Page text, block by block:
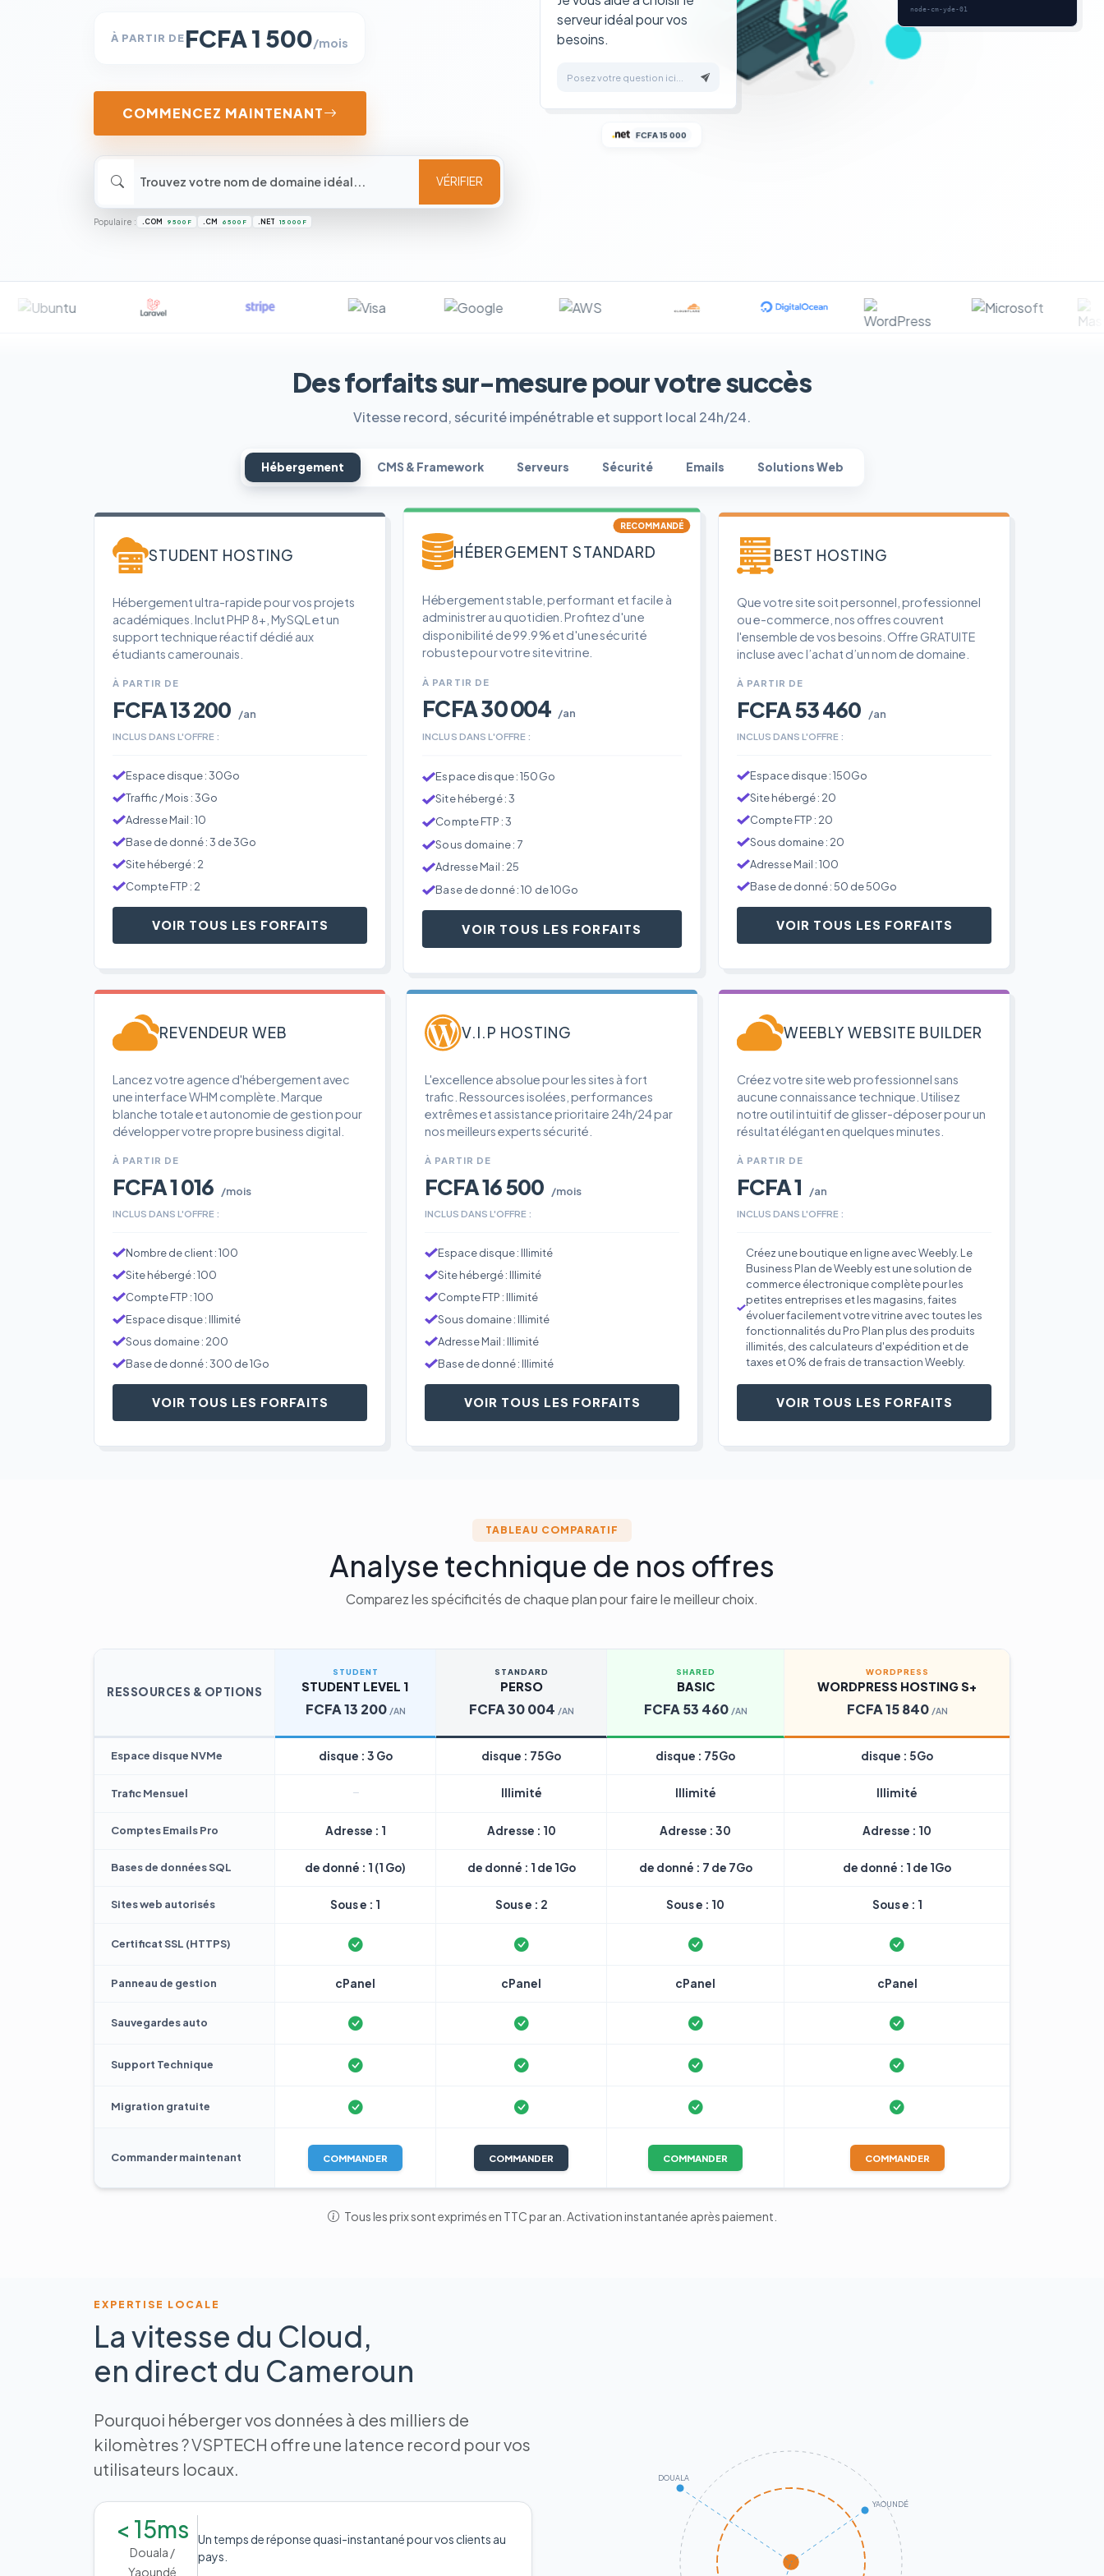
À PARTIR DEFCFA 1 500/mois
COMMENCEZ MAINTENANT
VÉRIFIER
Populaire : .COM 9 500 F .CM 6 500 F .NET 15 000 F
serveur idéal pour vos
besoins.
Posez votre question ici...
node-cm-yde-01
FCFA 15 000
Des forfaits sur-mesure pour votre succès
Vitesse record, sécurité impénétrable et support local 24h/24.
Hébergement CMS & Framework Serveurs Sécurité Emails Solutions Web
STUDENT HOSTING
Hébergement ultra-rapide pour vos projets
académiques. Inclut PHP 8+, MySQL et un
support technique réactif dédié aux
étudiants camerounais.
À PARTIR DE
FCFA 13 200 /an
INCLUS DANS L'OFFRE :
Espace disque : 30Go
Traffic / Mois : 3Go
Adresse Mail : 10
Base de donné : 3 de 3Go
Site hébergé : 2
Compte FTP : 2
VOIR TOUS LES FORFAITS
RECOMMANDÉ
HÉBERGEMENT STANDARD
Hébergement stable, performant et facile à
administrer au quotidien. Profitez d'une
disponibilité de 99.9% et d'une sécurité
robuste pour votre site vitrine.
À PARTIR DE
FCFA 30 004 /an
INCLUS DANS L'OFFRE :
Espace disque : 150Go
Site hébergé : 3
Compte FTP : 3
Sous domaine : 7
Adresse Mail : 25
Base de donné : 10 de 10Go
VOIR TOUS LES FORFAITS
BEST HOSTING
Que votre site soit personnel, professionnel
ou e-commerce, nos offres couvrent
l'ensemble de vos besoins. Offre GRATUITE
incluse avec l’achat d’un nom de domaine.
À PARTIR DE
FCFA 53 460 /an
INCLUS DANS L'OFFRE :
Espace disque : 150Go
Site hébergé : 20
Compte FTP : 20
Sous domaine : 20
Adresse Mail : 100
Base de donné : 50 de 50Go
VOIR TOUS LES FORFAITS
REVENDEUR WEB
Lancez votre agence d'hébergement avec
une interface WHM complète. Marque
blanche totale et autonomie de gestion pour
développer votre propre business digital.
À PARTIR DE
FCFA 1 016 /mois
INCLUS DANS L'OFFRE :
Nombre de client : 100
Site hébergé : 100
Compte FTP : 100
Espace disque : Illimité
Sous domaine : 200
Base de donné : 300 de 1Go
VOIR TOUS LES FORFAITS
V.I.P HOSTING
L'excellence absolue pour les sites à fort
trafic. Ressources isolées, performances
extrêmes et assistance prioritaire 24h/24 par
nos meilleurs experts sécurité.
À PARTIR DE
FCFA 16 500 /mois
INCLUS DANS L'OFFRE :
Espace disque : Illimité
Site hébergé : Illimité
Compte FTP : Illimité
Sous domaine : Illimité
Adresse Mail : Illimité
Base de donné : Illimité
VOIR TOUS LES FORFAITS
WEEBLY WEBSITE BUILDER
Créez votre site web professionnel sans
aucune connaissance technique. Utilisez
notre outil intuitif de glisser-déposer pour un
résultat élégant en quelques minutes.
À PARTIR DE
FCFA 1 /an
INCLUS DANS L'OFFRE :
Créez une boutique en ligne avec Weebly. Le
Business Plan de Weebly est une solution de
commerce électronique complète pour les
petites entreprises et les magasins, faites
évoluer facilement votre vitrine avec toutes les
fonctionnalités du Pro Plan plus des produits
illimités, des calculateurs d'expédition et de
taxes et 0% de frais de transaction Weebly.
VOIR TOUS LES FORFAITS
TABLEAU COMPARATIF
Analyse technique de nos offres
Comparez les spécificités de chaque plan pour faire le meilleur choix.
RESSOURCES & OPTIONS
STUDENT
STUDENT LEVEL 1
FCFA 13 200 /AN
STANDARD
PERSO
FCFA 30 004 /AN
SHARED
BASIC
FCFA 53 460 /AN
WORDPRESS
WORDPRESS HOSTING S+
FCFA 15 840 /AN
Espace disque NVMe disque : 3 Go disque : 75Go disque : 75Go disque : 5Go
Trafic Mensuel Illimité Illimité Illimité
Comptes Emails Pro Adresse : 1 Adresse : 10 Adresse : 30 Adresse : 10
Bases de données SQL de donné : 1 (1 Go) de donné : 1 de 1Go de donné : 7 de 7Go de donné : 1 de 1Go
Sites web autorisés Sous e : 1 Sous e : 2 Sous e : 10 Sous e : 1
Certificat SSL (HTTPS)
Panneau de gestion cPanel cPanel cPanel cPanel
Sauvegardes auto
Support Technique
Migration gratuite
Commander maintenant COMMANDER COMMANDER COMMANDER COMMANDER
Tous les prix sont exprimés en TTC par an. Activation instantanée après paiement.
EXPERTISE LOCALE
La vitesse du Cloud,
en direct du Cameroun
Pourquoi héberger vos données à des milliers de
kilomètres ? VSPTECH offre une latence record pour vos
utilisateurs locaux.
< 15ms
Douala /
Yaoundé
Un temps de réponse quasi-instantané pour vos clients au
pays.
DOUALA
YAOUNDÉ